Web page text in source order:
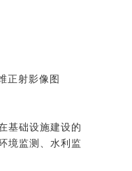
正射影像图
基础设施建设的
境监测、水利监